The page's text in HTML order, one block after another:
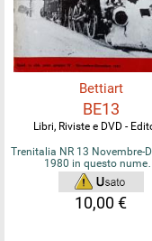
Bettiart
BE13
Libri, Riviste e DVD -
Trenitalia NR 13 Novembre-
1980 in questo
10,00 €